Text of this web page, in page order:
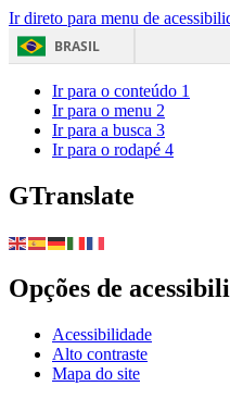
Ir direto para menu de
BRASIL
Ir para o conteúdo 1
Ir para o menu 2
Ir para a busca 3
Ir para o rodapé 4
GTranslate
Opções de
Acessibilidade
Alto contraste
Mapa do site